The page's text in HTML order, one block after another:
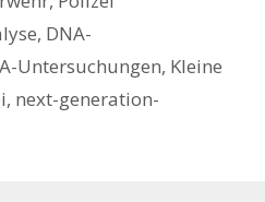
, DNA-
Untersuchungen, Kleine
, next-generation-